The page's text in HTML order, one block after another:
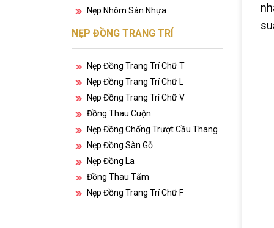
Nẹp Nhôm Sàn Nhựa
NẸP ĐỒNG TRANG TRÍ
Nẹp Đồng Trang Trí Chữ T
Nẹp Đồng Trang Trí Chữ L
Nẹp Đồng Trang Trí Chữ V
Đồng Thau Cuộn
Nẹp Đồng Chống Trượt Cầu Thang
Nẹp Đồng Sàn Gỗ
Nẹp Đồng La
Đồng Thau Tấm
Nẹp Đồng Trang Trí Chữ F